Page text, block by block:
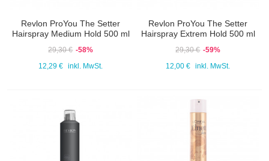
Revlon ProYou The Setter
Hairspray Medium Hold 500 ml
29,30 € -58%
12,29 €
inkl. MwSt.
Revlon ProYou The Setter
Hairspray Extrem Hold 500 ml
29,30 € -59%
12,00 €
inkl. MwSt.